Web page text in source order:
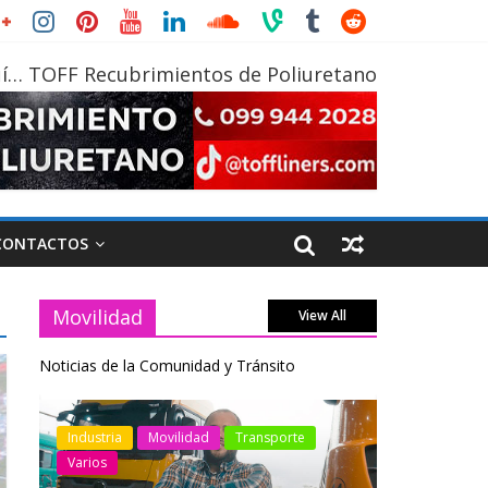
TOFF Recubrimientos de Poliuretano
Movilidad View All
Noticias de la Comunidad y Tránsito
Industria Movilidad
Transporte
Varios